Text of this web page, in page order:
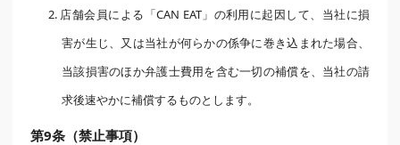
2. 店舗会員による「CAN EAT」の利用に起因して、当社に損
害が生じ、又は当社が何らかの係争に巻き込まれた場合、
当該損害のほか弁護士費用を含む一切の補償を、当社の請
求後速やかに補償するものとします。
第9条（禁止事項）